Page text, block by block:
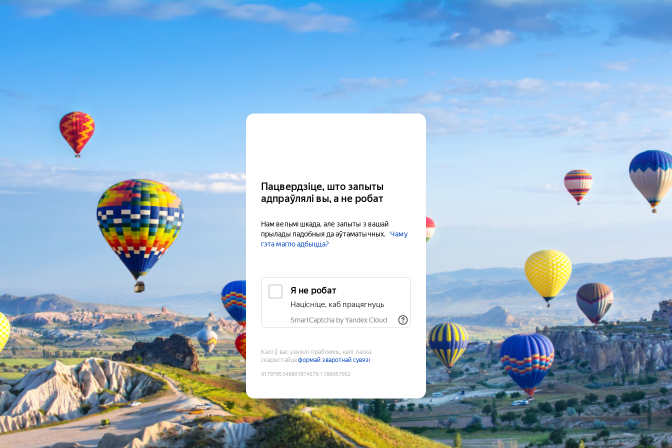
Пацвердзіце, што запыты
адпраўлялі вы, а не робат
Нам вельмі шкада, але запыты з вашай
прылады падобныя да аўтаматычных.
Чаму
гэта магло адбыцца?
Я не робат
Націсніце, каб працягнуць
SmartCaptcha by Yandex Cloud
Калі ў вас узніклі праблемы, калі ласка,
скарыстайцеформай зваротнай сувязі
9179795348801874579:1786057052